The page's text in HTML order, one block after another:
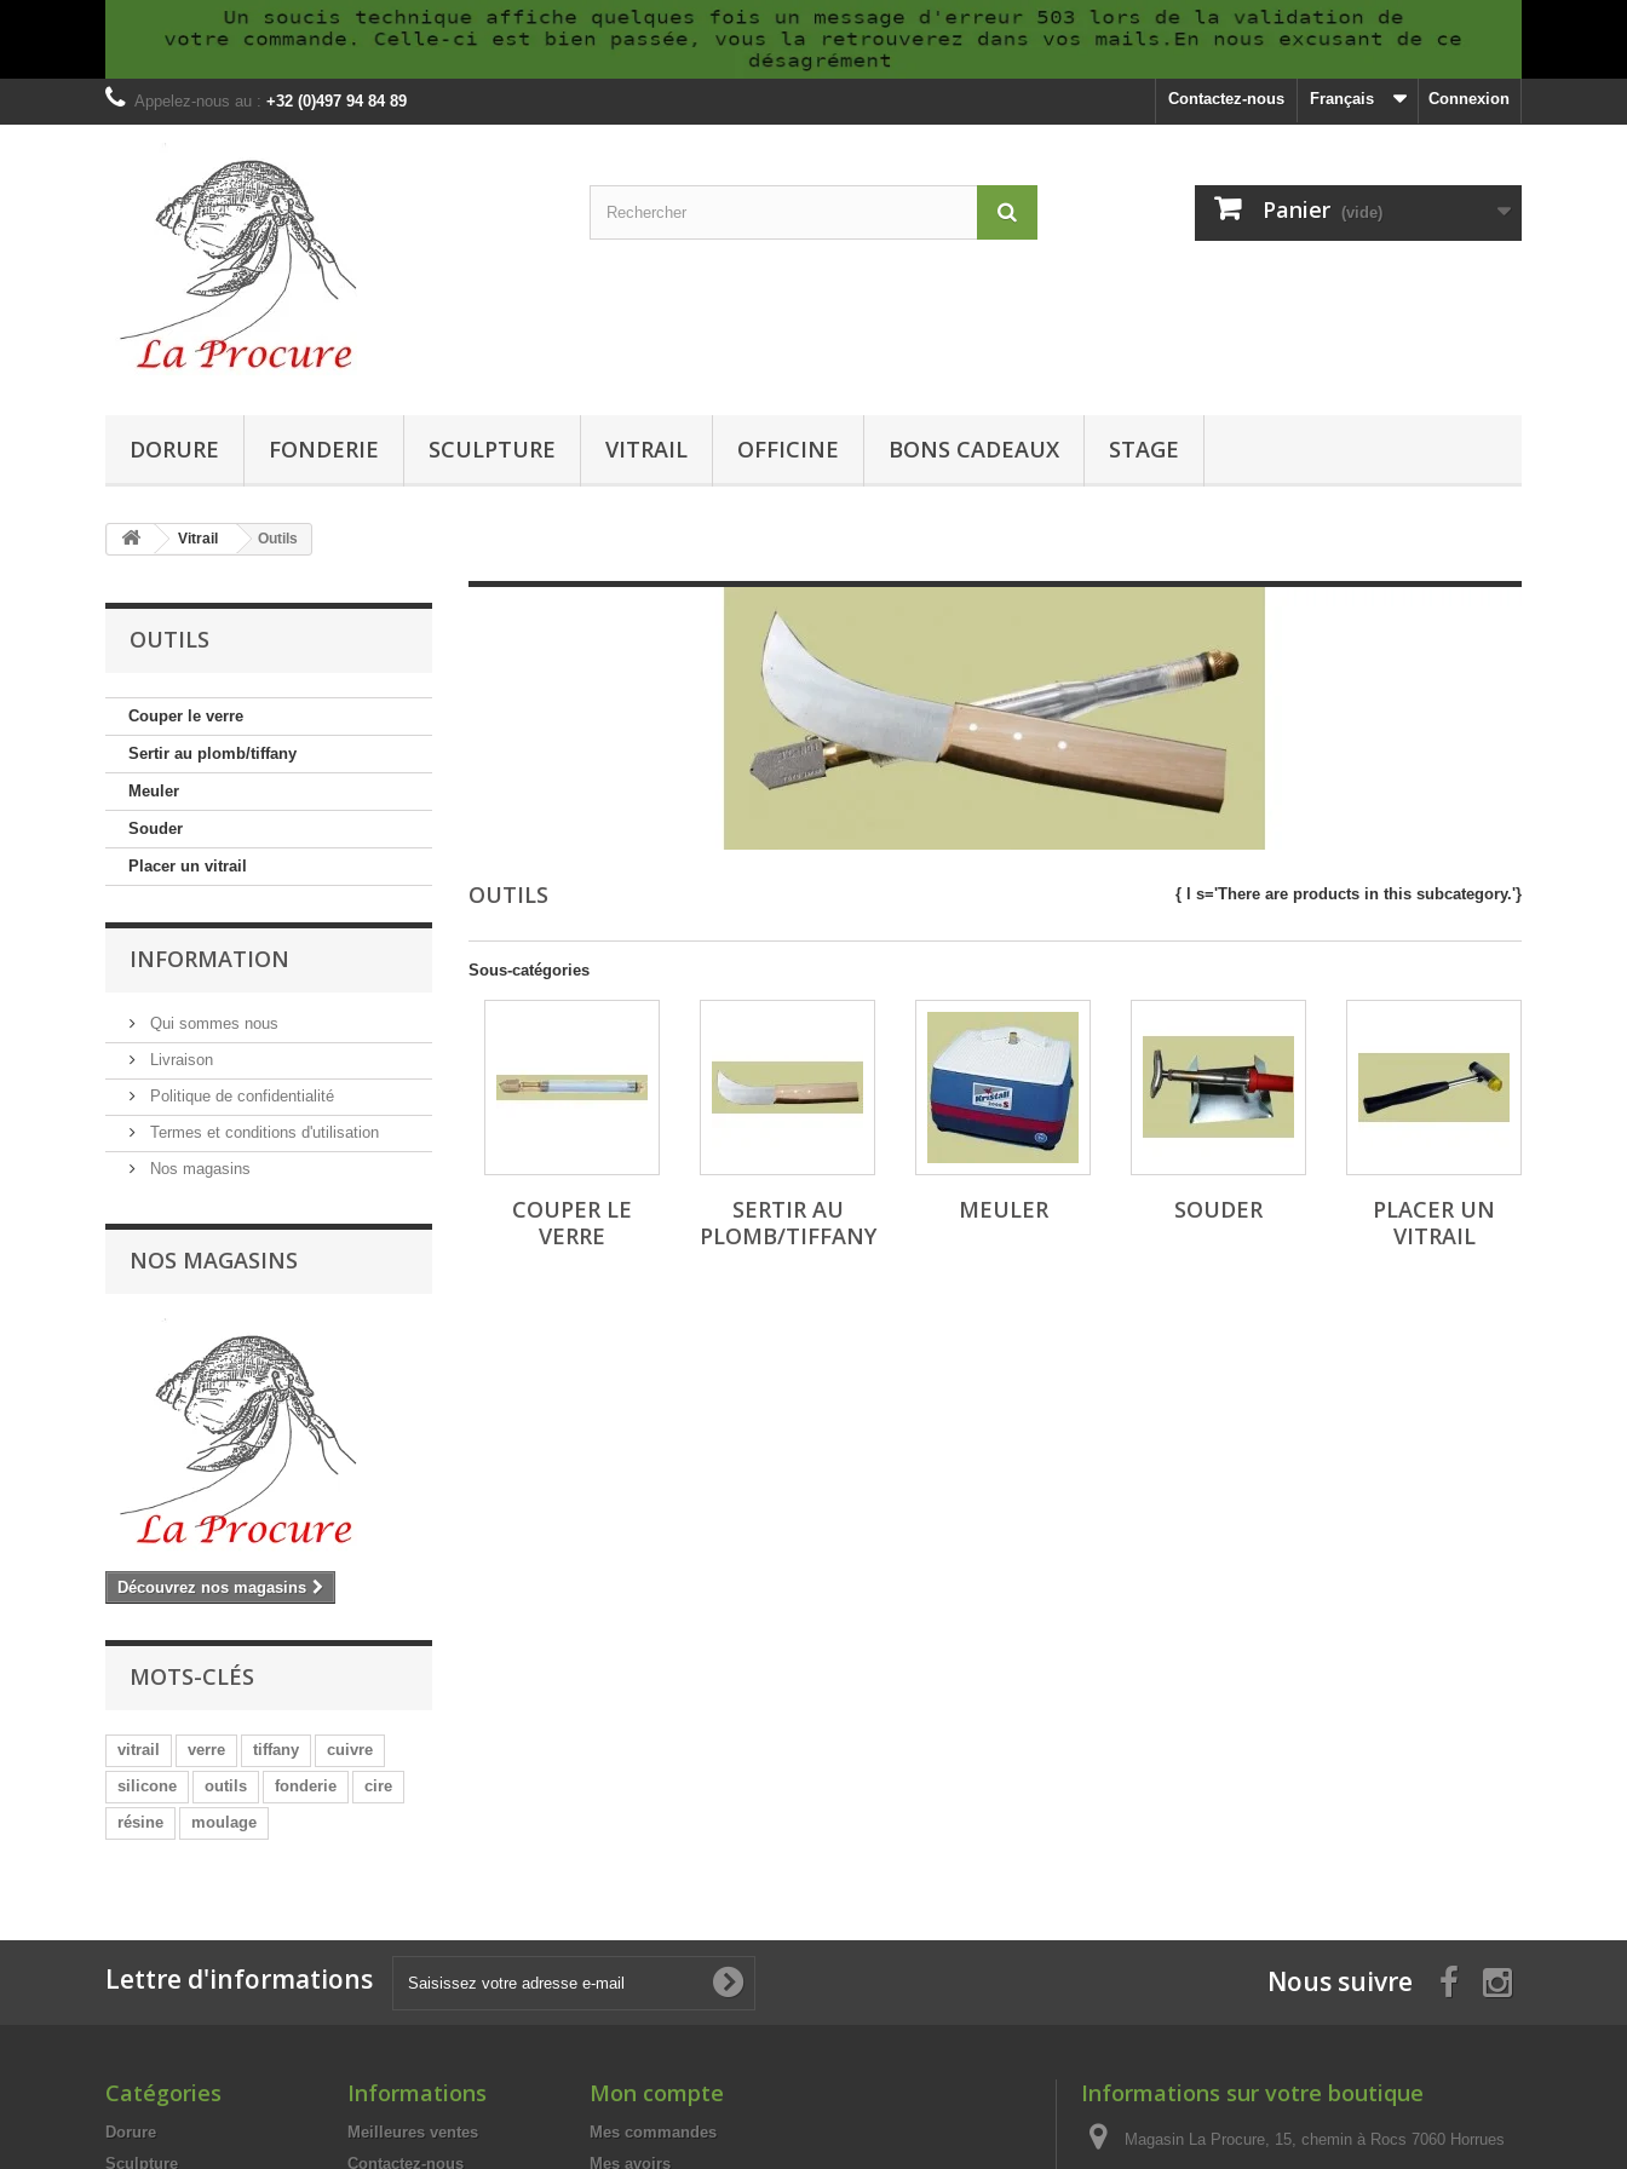
Connexion
Français
Contactez-nous
Appelez-nous au : +32 (0)497 94 84 89
Panier (vide)
DORURE FONDERIE SCULPTURE VITRAIL OFFICINE BONS CADEAUX STAGE
Vitrail Outils
OUTILS
Couper le verre
Sertir au plomb/tiffany
Meuler
Souder
Placer un vitrail
INFORMATION
Qui sommes nous
Livraison
Politique de confidentialité
Termes et conditions d'utilisation
Nos magasins
NOS MAGASINS
Découvrez nos magasins
MOTS-CLÉS
vitrail verre tiffany
cuivre
silicone
outils fonderie
cire
résine
moulage
OUTILS { l s='There are products in this subcategory.'}
Sous-catégories
COUPER LE
VERRE
SERTIR AU
PLOMB/TIFFANY
MEULER SOUDER
PLACER UN
VITRAIL
Lettre d'informations Nous suivre
Catégories
Dorure
Sculpture
Informations
Meilleures ventes
Contactez-nous
Mon compte
Mes commandes
Mes avoirs
Informations sur votre boutique
Magasin La Procure, 15, chemin à Rocs 7060 Horrues